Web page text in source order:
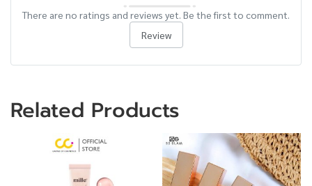
There are no ratings and reviews yet. Be the first to comment.
Review
Related Products